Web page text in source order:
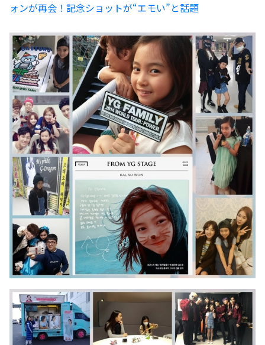
ォンが再会！記念ショットが“エモい”と話題